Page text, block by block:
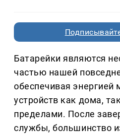
Батарейки являются
частью нашей
обеспечивая энергией
устройств как дома,
пределами. После
службы, большинство